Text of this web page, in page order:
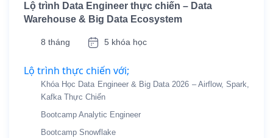
Lộ trình Data Engineer thực chiến – Data
Warehouse & Big Data Ecosystem
8 tháng 5 khóa học
Lộ trình thực chiến với;
Khóa Học Data Engineer & Big Data 2026 – Airflow, Spark,
Kafka Thực Chiến
Bootcamp Analytic Engineer
Bootcamp Snowflake